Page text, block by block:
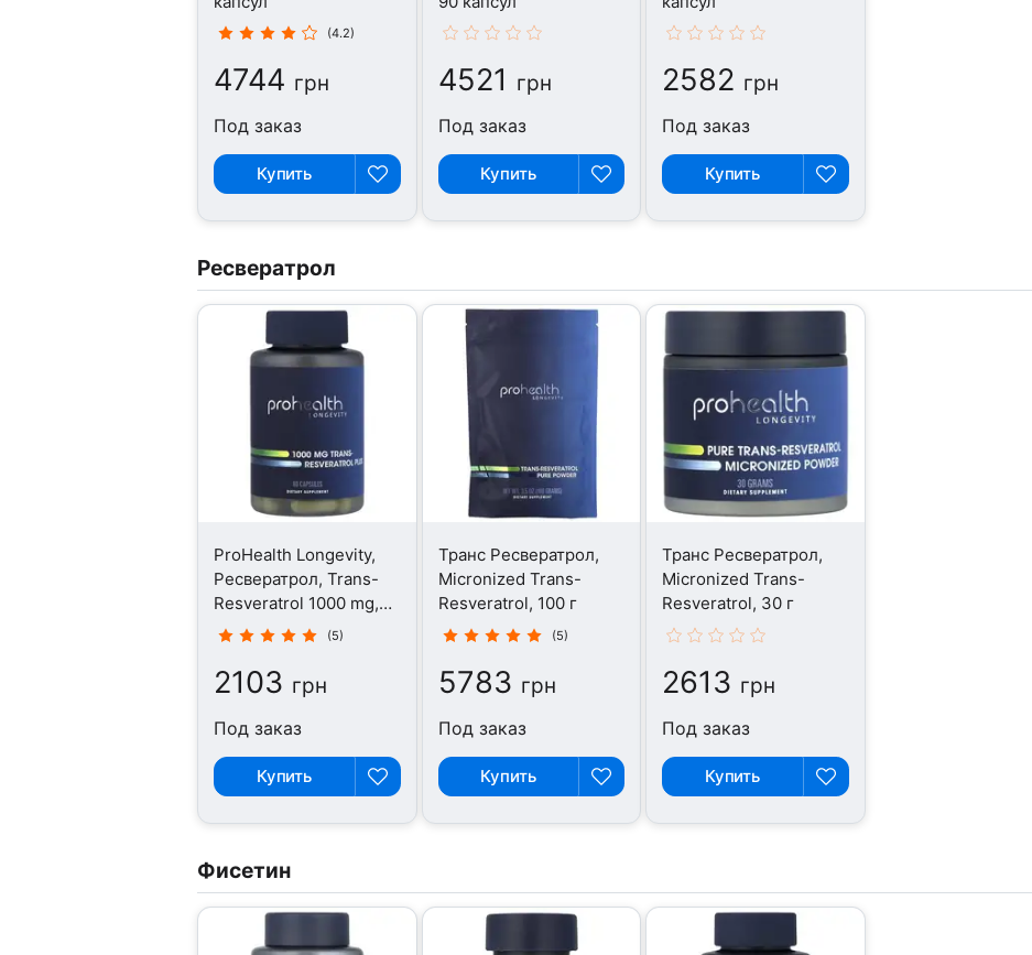
(4.2)
4744 грн
Под заказ
Купить
4521 грн
Под заказ
Купить
2582 грн
Под заказ
Купить
Ресвератрол
ProHealth Longevity,
Ресвератрол, Trans-
Resveratrol 1000 mg,
60 капсул
(5)
2103 грн
Под заказ
Купить
Транс Ресвератрол,
Micronized Trans-
Resveratrol, 100 г
(5)
5783 грн
Под заказ
Купить
Транс Ресвератрол,
Micronized Trans-
Resveratrol, 30 г
2613 грн
Под заказ
Купить
Фисетин